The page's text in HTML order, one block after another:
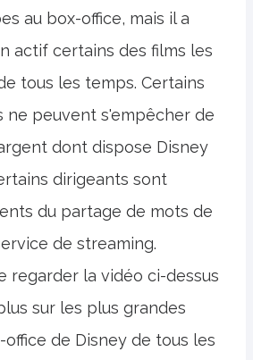
au box-office, mais il a
actif certains des films les
tous les temps. Certains
ne peuvent s'empêcher de
dont dispose Disney
dirigeants sont
du partage de mots de
de streaming.
regarder la vidéo ci-dessus
sur les plus grandes
office de Disney de tous les